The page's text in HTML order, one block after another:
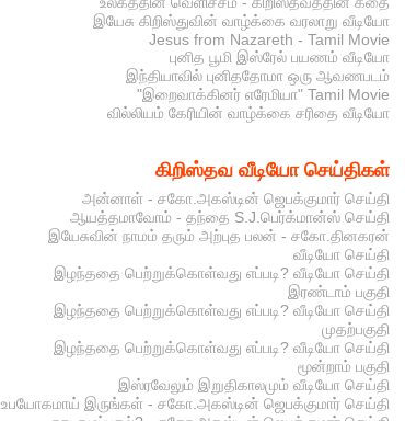
இயேசு கிறிஸ்துவின் வாழ்க்கை வரலாறு வீடியோ
Jesus from Nazareth - Tamil Movie
புனித பூமி இஸ்ரேல் பயணம் வீடியோ
இந்தியாவில் புனிததோமா ஒரு ஆவணபடம்
"இறைவாக்கினர் எரேமியா" Tamil Movie
வில்லியம் கேரியின் வாழ்க்கை சரிதை வீடியோ
கிறிஸ்தவ வீடியோ செய்திகள்
அன்னாள் - சகோ.அகஸ்டின் ஜெபக்குமார் செய்தி
ஆயத்தமாவோம் - தந்தை S.J.பெர்க்மான்ஸ் செய்தி
இயேசுவின் நாமம் தரும் அற்புத பலன் - சகோ.தினகரன்
வீடியோ செய்தி
இழந்ததை பெற்றுக்கொள்வது எப்படி? வீடியோ செய்தி
இரண்டாம் பகுதி
இழந்ததை பெற்றுக்கொள்வது எப்படி? வீடியோ செய்தி
முதற்பகுதி
இழந்ததை பெற்றுக்கொள்வது எப்படி? வீடியோ செய்தி
மூன்றாம் பகுதி
இஸ்ரவேலும் இறுதிகாலமும் வீடியோ செய்தி
உபயோகமாய் இருங்கள் - சகோ.அகஸ்டின் ஜெபக்குமார் செய்தி